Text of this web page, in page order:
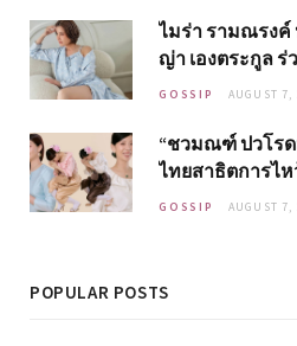
ไมร่า รามณรง
ญ่า เองตระกูล
GOSSIP AUGUST 7,
“ชวมณฑ์ ปวโร
ไทยสาธิตการไห
GOSSIP AUGUST 7,
POPULAR POSTS